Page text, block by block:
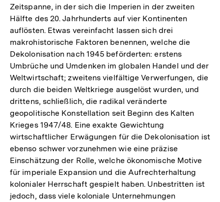
Zeitspanne, in der sich die Imperien in der zweiten
Hälfte des 20. Jahrhunderts auf vier Kontinenten
auflösten. Etwas vereinfacht lassen sich drei
makrohistorische Faktoren benennen, welche die
Dekolonisation nach 1945 beförderten: erstens
Umbrüche und Umdenken im globalen Handel und der
Weltwirtschaft; zweitens vielfältige Verwerfungen, die
durch die beiden Weltkriege ausgelöst wurden, und
drittens, schließlich, die radikal veränderte
geopolitische Konstellation seit Beginn des Kalten
Krieges 1947/48. Eine exakte Gewichtung
wirtschaftlicher Erwägungen für die Dekolonisation ist
ebenso schwer vorzunehmen wie eine präzise
Einschätzung der Rolle, welche ökonomische Motive
für imperiale Expansion und die Aufrechterhaltung
kolonialer Herrschaft gespielt haben. Unbestritten ist
jedoch, dass viele koloniale Unternehmungen